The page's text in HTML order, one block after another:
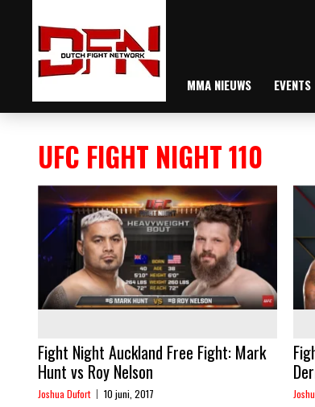
MMA NIEUWS EVENTS
UFC FIGHT NIGHT 110
Fight Night Auckland Free Fight: Mark
Hunt vs Roy Nelson
Joshua Dufort 10 juni, 2017